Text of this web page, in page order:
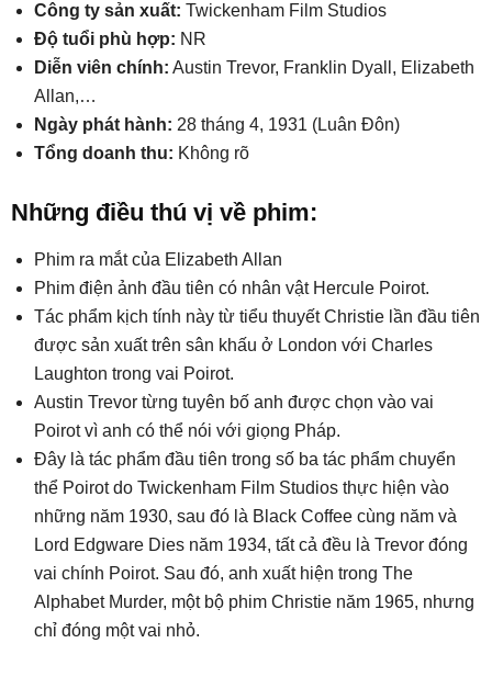
Công ty sản xuất: Twickenham Film Studios
Độ tuổi phù hợp: NR
Diễn viên chính: Austin Trevor, Franklin Dyall, Elizabeth
Allan,…
Ngày phát hành: 28 tháng 4, 1931 (Luân Đôn)
Tổng doanh thu: Không rõ
Những điều thú vị về phim:
Phim ra mắt của Elizabeth Allan
Phim điện ảnh đầu tiên có nhân vật Hercule Poirot.
Tác phẩm kịch tính này từ tiểu thuyết Christie lần đầu tiên
được sản xuất trên sân khấu ở London với Charles
Laughton trong vai Poirot.
Austin Trevor từng tuyên bố anh được chọn vào vai
Poirot vì anh có thể nói với giọng Pháp.
Đây là tác phẩm đầu tiên trong số ba tác phẩm chuyển
thể Poirot do Twickenham Film Studios thực hiện vào
những năm 1930, sau đó là Black Coffee cùng năm và
Lord Edgware Dies năm 1934, tất cả đều là Trevor đóng
vai chính Poirot. Sau đó, anh xuất hiện trong The
Alphabet Murder, một bộ phim Christie năm 1965, nhưng
chỉ đóng một vai nhỏ.